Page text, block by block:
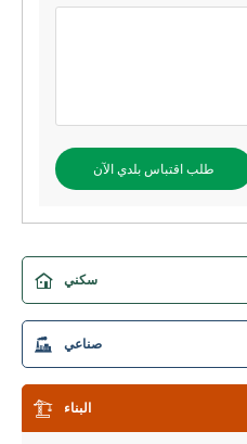
سكني
سياج ثلاثي الأبعاد
سياج 2D
بوابات سياج
صناعي
أسوار أنبوبية فولاذية
سياج ربط السلسلة
البناء